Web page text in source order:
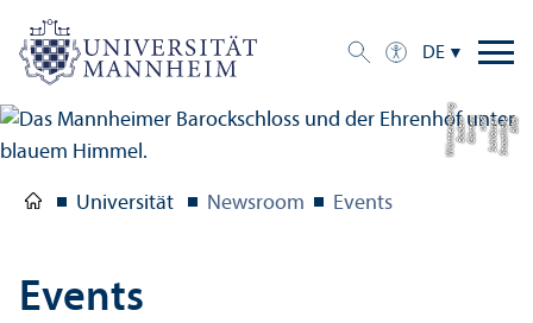
DE
Bil
d:
S
t
a
a
tli
c
h
e
S
c
hl
ö
s
s
e
r
u
n
d
G
ä
r
t
e
n
B
a
d
e
n-
W
ü
r
t
t
e
m
b
e
r
g
Universität Newsroom Events
Events